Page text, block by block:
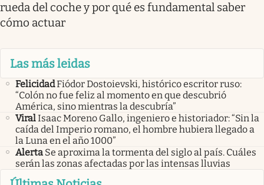
rueda del coche y por qué es fundamental saber
cómo actuar
Las más leidas
FelicidadFiódor Dostoievski, histórico escritor ruso:
“Colón no fue feliz al momento en que descubrió
América, sino mientras la descubría”
ViralIsaac Moreno Gallo, ingeniero e historiador: “Sin la
caída del Imperio romano, el hombre hubiera llegado a
la Luna en el año 1000”
Alerta Se aproxima la tormenta del siglo al país. Cuáles
serán las zonas afectadas por las intensas lluvias